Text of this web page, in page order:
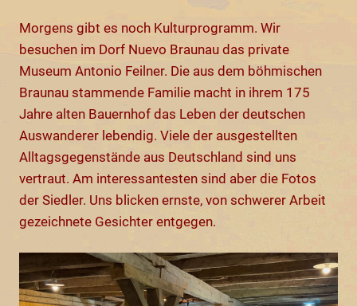
Morgens gibt es noch Kulturprogramm. Wir
besuchen im Dorf Nuevo Braunau das private
Museum Antonio Feilner. Die aus dem böhmischen
Braunau stammende Familie macht in ihrem 175
Jahre alten Bauernhof das Leben der deutschen
Auswanderer lebendig. Viele der ausgestellten
Alltagsgegenstände aus Deutschland sind uns
vertraut. Am interessantesten sind aber die Fotos
der Siedler. Uns blicken ernste, von schwerer Arbeit
gezeichnete Gesichter entgegen.